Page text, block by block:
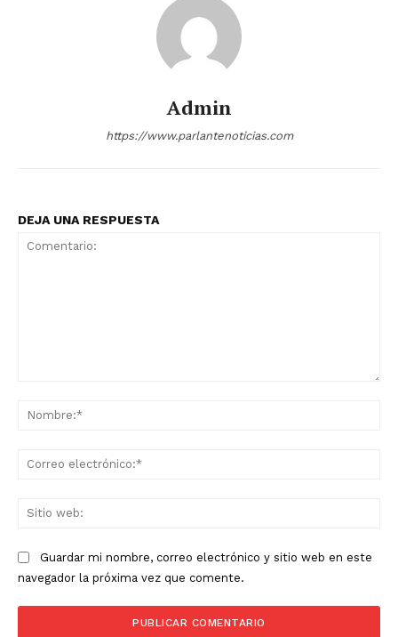
Admin
https://www.parlantenoticias.com
DEJA UNA RESPUESTA
Guardar mi nombre, correo electrónico y sitio web en este
navegador la próxima vez que comente.